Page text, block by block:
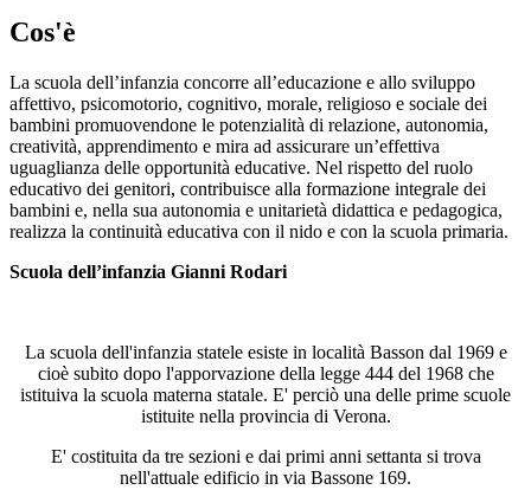
Cos'è
La scuola dell’infanzia concorre all’educazione e allo sviluppo
affettivo, psicomotorio, cognitivo, morale, religioso e sociale dei
bambini promuovendone le potenzialità di relazione, autonomia,
creatività, apprendimento e mira ad assicurare un’effettiva
uguaglianza delle opportunità educative. Nel rispetto del ruolo
educativo dei genitori, contribuisce alla formazione integrale dei
bambini e, nella sua autonomia e unitarietà didattica e pedagogica,
realizza la continuità educativa con il nido e con la scuola primaria.
Scuola dell’infanzia Gianni Rodari
La scuola dell'infanzia statele esiste in località Basson dal 1969 e
cioè subito dopo l'apporvazione della legge 444 del 1968 che
istituiva la scuola materna statale. E' perciò una delle prime scuole
istituite nella provincia di Verona.
E' costituita da tre sezioni e dai primi anni settanta si trova
nell'attuale edificio in via Bassone 169.